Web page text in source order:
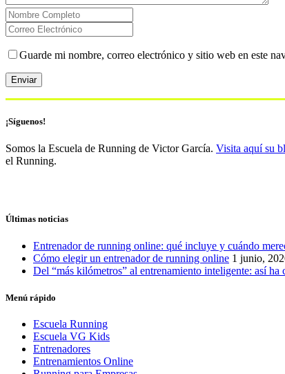
Guarde mi nombre, correo electrónico y sitio web en este
¡Síguenos!
Somos la Escuela de Running de Victor García. Visita aquí su
el Running.
Últimas noticias
Entrenador de running online: qué incluye y cuándo
Cómo elegir un entrenador de running online 1 junio,
Del “más kilómetros” al entrenamiento inteligente: así ha
Menú rápido
Escuela Running
Escuela VG Kids
Entrenadores
Entrenamientos Online